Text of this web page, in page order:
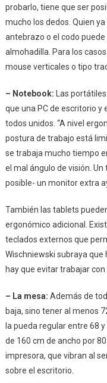
probarlo, tiene que ser
mucho los dedos. Quien
antebrazo o el codo
almohadilla. Para los
mouse verticales o tipo
– Notebook: Las
que una PC de escritorio y
todos unidos. “A nivel
postura de trabajo está
se trabaja mucho tiempo
el mal ángulo de visión.
posible- un monitor extra
También las tablets
ergonómico adicional.
teclados externos que
Wischniewski subraya que
hay que evitar trabajar con
– La mesa: Además de
baja, sino tener al menos
la pueda regular entre 68
de 160 cm de ancho por
impresora, que vibran al
sobre el escritorio.